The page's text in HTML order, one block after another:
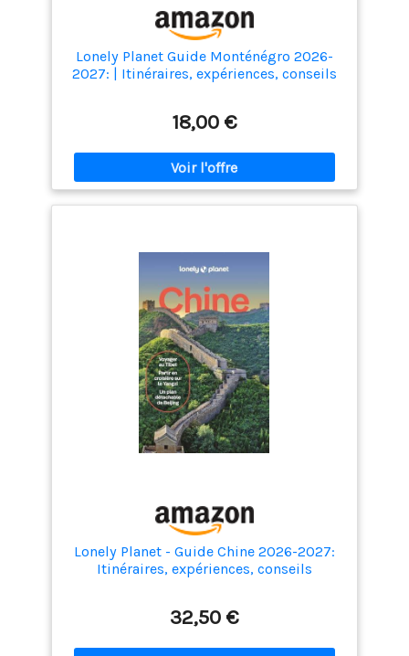
Lonely Planet Guide Monténégro 2026-
2027: | Itinéraires, expériences, conseils
18,00 €
Lonely Planet - Guide Chine 2026-2027:
Itinéraires, expériences, conseils
32,50 €